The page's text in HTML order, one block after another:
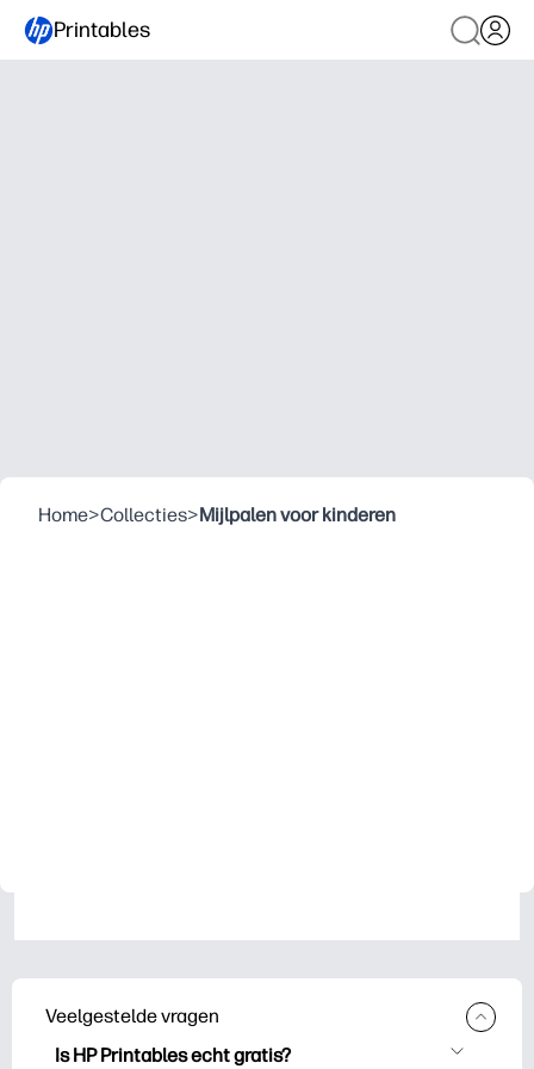
Printables
Home>Collecties>Mijlpalen voor kinderen
Veelgestelde vragen
Is HP Printables echt gratis?